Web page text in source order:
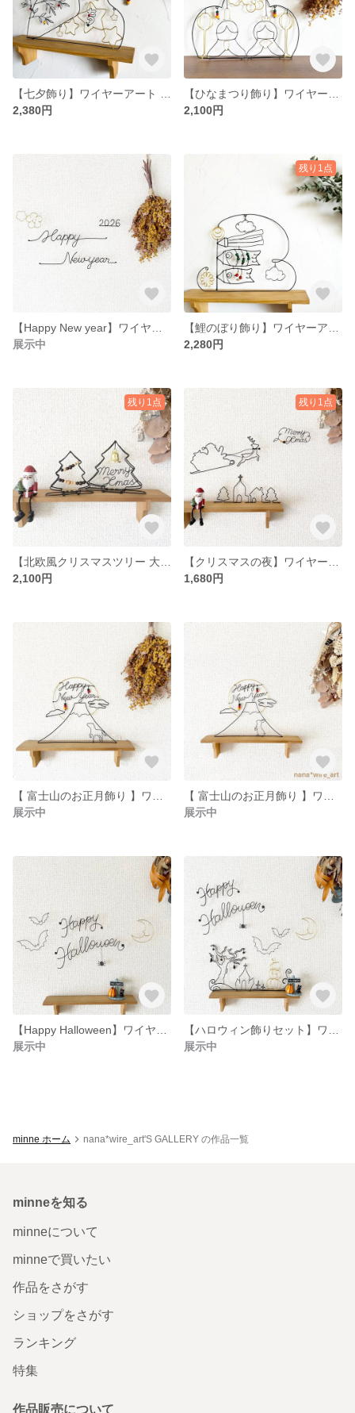
2,380円
2,100円
展示中
残り1点
2,280円
残り1点
2,100円
残り1点
1,680円
展示中
展示中
展示中
展示中
minne ホーム nana*wire_art'S GALLERY の作品一覧
minneを知る
minneについて
minneで買いたい
作品をさがす
ショップをさがす
ランキング
特集
作品販売について